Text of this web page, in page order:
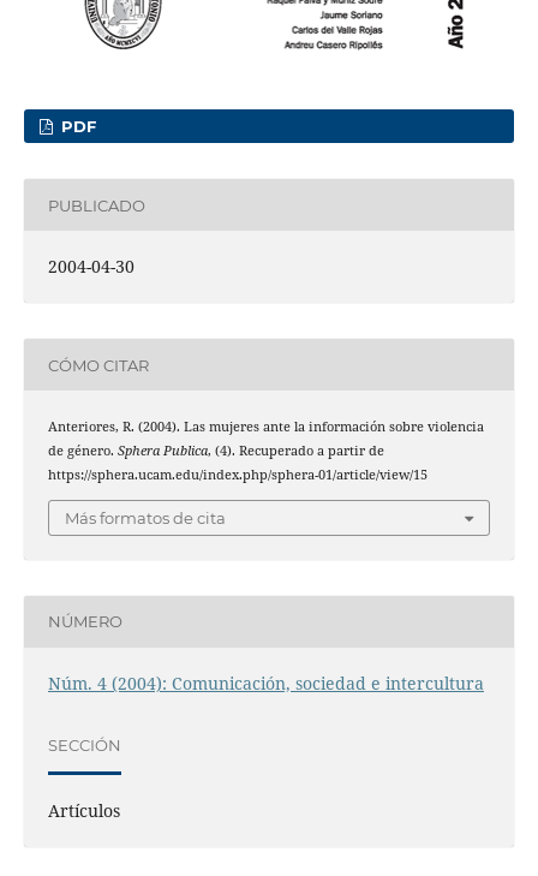
PDF
PUBLICADO
2004-04-30
CÓMO CITAR
Anteriores, R. (2004). Las mujeres ante la información sobre violencia
de género. Sphera Publica, (4). Recuperado a partir de
https://sphera.ucam.edu/index.php/sphera-01/article/view/15
Más formatos de cita
NÚMERO
Núm. 4 (2004): Comunicación, sociedad e intercultura
SECCIÓN
Artículos